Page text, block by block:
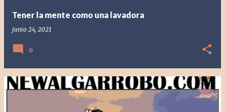
Tener la mente como una lavadora
junio 24, 2021
0